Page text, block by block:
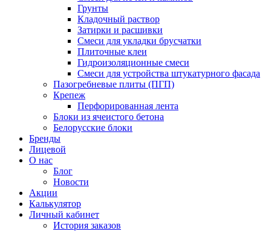
Грунты
Кладочный раствор
Затирки и расшивки
Смеси для укладки брусчатки
Плиточные клеи
Гидроизоляционные смеси
Смеси для устройства штукатурного фасада
Пазогребневые плиты (ПГП)
Крепеж
Перфорированная лента
Блоки из ячеистого бетона
Белорусские блоки
Бренды
Лицевой
О нас
Блог
Новости
Акции
Калькулятор
Личный кабинет
История заказов